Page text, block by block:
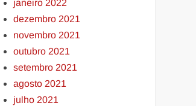
janeiro 2022
dezembro 2021
novembro 2021
outubro 2021
setembro 2021
agosto 2021
julho 2021